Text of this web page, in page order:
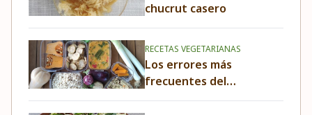
chucrut casero
RECETAS VEGETARIANAS
Los errores más
frecuentes del
batch cooking